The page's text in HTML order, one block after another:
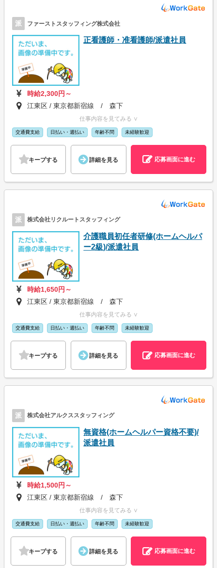
派 ファーストスタッフィング株式会社
正看護師・准看護師/派遣社員
時給2,300円～
江東区 / 東京都新宿線 / 森下
仕事内容を見てみる ∨
交通費支給 日払い・週払い 年齢不問 未経験歓迎
キープする 詳細を見る 応募画面に進む
派 株式会社リクルートスタッフィング
介護職員初任者研修(ホームヘルパ
ー2級)/派遣社員
時給1,650円～
江東区 / 東京都新宿線 / 森下
仕事内容を見てみる ∨
交通費支給 日払い・週払い 年齢不問 未経験歓迎
キープする 詳細を見る 応募画面に進む
派 株式会社アルクススタッフィング
無資格(ホームヘルパー資格不要)/
派遣社員
時給1,500円～
江東区 / 東京都新宿線 / 森下
仕事内容を見てみる ∨
交通費支給 日払い・週払い 年齢不問 未経験歓迎
キープする 詳細を見る 応募画面に進む